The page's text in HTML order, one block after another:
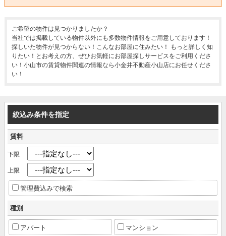
ご希望の物件は見つかりましたか？
当社では掲載している物件以外にも多数物件情報をご用意しております！
探しいた物件が見つからない！こんなお部屋に住みたい！ もっと詳しく知
りたい！とお考えの方、ぜひお気軽にお部屋探しサービスをご利用くださ
い！小山市の賃貸物件関連の情報なら小金井不動産小山店にお任せくださ
い！
絞込み条件を指定
賃料
下限
上限
管理費込みで検索
種別
アパート マンション